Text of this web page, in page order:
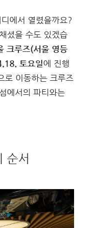
에서 열렸을까요?
셨을 수도 있겠습
크루즈(서울 영등
토요일에 진행
로 이동하는 크루즈
에서의 파티와는
순서